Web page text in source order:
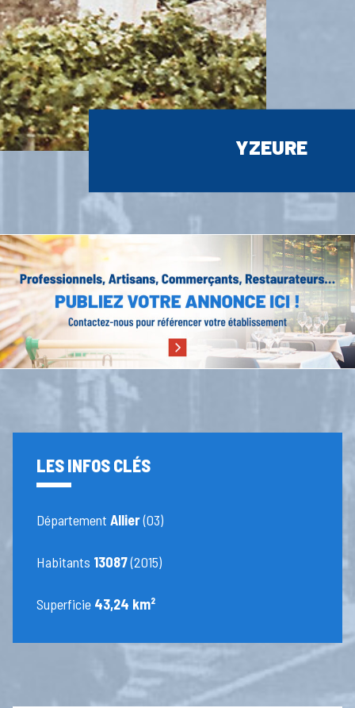
YZEURE
LES INFOS CLÉS
DépartementAllier(03)
Habitants 13087(2015)
Superficie 43,24 km²